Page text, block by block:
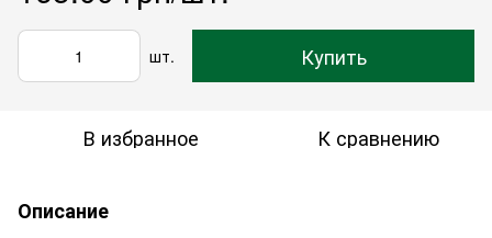
шт. Купить
В избранное К сравнению
Описание